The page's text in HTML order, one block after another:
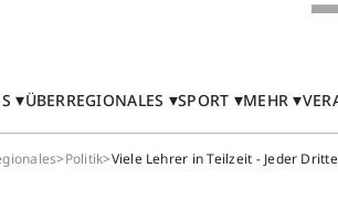
ÜBERREGIONALES SPORT MEHR
>Politik>Viele Lehrer in Teilzeit - Jeder